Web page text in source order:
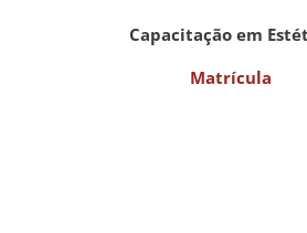
Capacitação em
Matrícula